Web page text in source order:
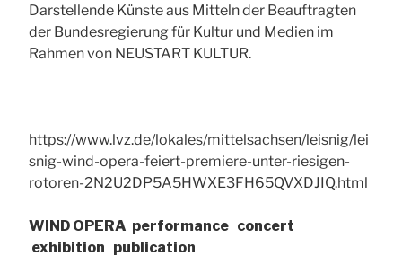
Darstellende Künste aus Mitteln der Beauftragten
der Bundesregierung für Kultur und Medien im
Rahmen von NEUSTART KULTUR.
https://www.lvz.de/lokales/mittelsachsen/leisnig/lei
snig-wind-opera-feiert-premiere-unter-riesigen-
rotoren-2N2U2DP5A5HWXE3FH65QVXDJIQ.html
WIND OPERA performance concert
exhibition publication